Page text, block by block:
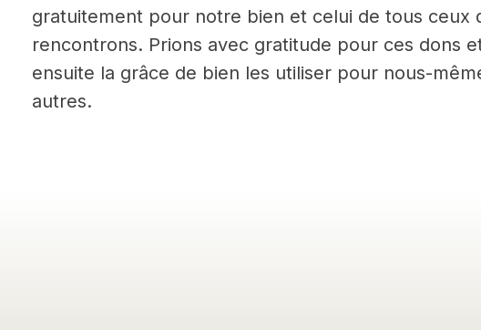
gratuitement pour notre bien et celui de tous ceux
rencontrons. Prions avec gratitude pour ces dons
ensuite la grâce de bien les utiliser pour nous-
autres.